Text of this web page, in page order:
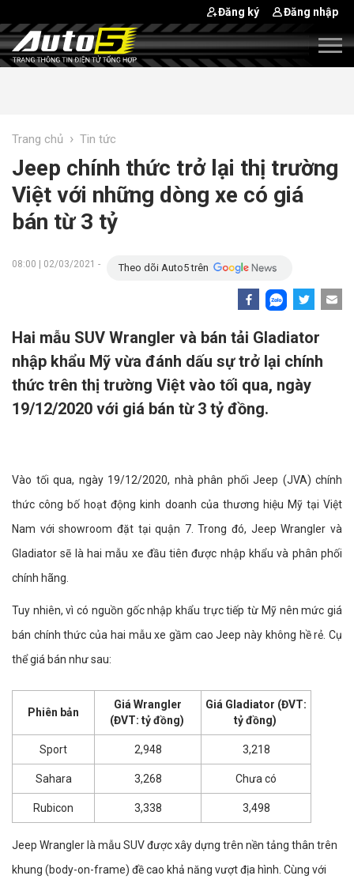
Đăng ký Đăng nhập
Trang chủ › Tin tức
Jeep chính thức trở lại thị trường
Việt với những dòng xe có giá
bán từ 3 tỷ
08:00 | 02/03/2021 - Theo dõi Auto5 trên
Hai mẫu SUV Wrangler và bán tải Gladiator
nhập khẩu Mỹ vừa đánh dấu sự trở lại chính
thức trên thị trường Việt vào tối qua, ngày
19/12/2020 với giá bán từ 3 tỷ đồng.
Vào tối qua, ngày 19/12/2020, nhà phân phối Jeep (JVA) chính
thức công bố hoạt động kinh doanh của thương hiệu Mỹ tại Việt
Nam với showroom đặt tại quận 7. Trong đó, Jeep Wrangler và
Gladiator sẽ là hai mẫu xe đầu tiên được nhập khẩu và phân phối
chính hãng.
Tuy nhiên, vì có nguồn gốc nhập khẩu trực tiếp từ Mỹ nên mức giá
bán chính thức của hai mẫu xe gầm cao Jeep này không hề rẻ. Cụ
thể giá bán như sau:
Phiên bản
Giá Wrangler
(ĐVT: tỷ đồng)
Giá Gladiator (ĐVT:
tỷ đồng)
Sport 2,948 3,218
Sahara 3,268 Chưa có
Rubicon 3,338 3,498
Jeep Wrangler là mẫu SUV được xây dựng trên nền tảng thân trên
khung (body-on-frame) đề cao khả năng vượt địa hình. Cùng với